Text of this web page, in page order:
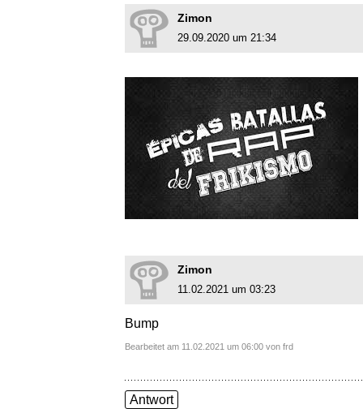
Zimon
29.09.2020 um 21:34
Zimon
11.02.2021 um 03:23
Bump
Bearbeitet am 11.02.2021 um 06:00 von frd
Antwort